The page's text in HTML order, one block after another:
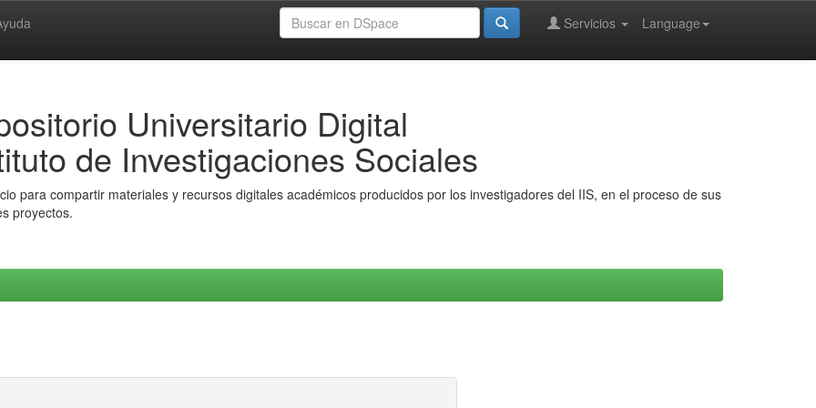
Language
Servicios
Universitario Digital
de Investigaciones Sociales
para compartir materiales y recursos digitales académicos producidos por los investigadores del IIS, en el proceso de sus
proyectos.